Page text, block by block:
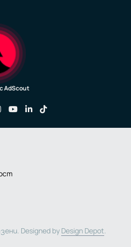
AdScout
ни във Facebook
Последвайте ни във Instagram
Последвайте ни във
Последвайте ни във
Designed by Design Depot.